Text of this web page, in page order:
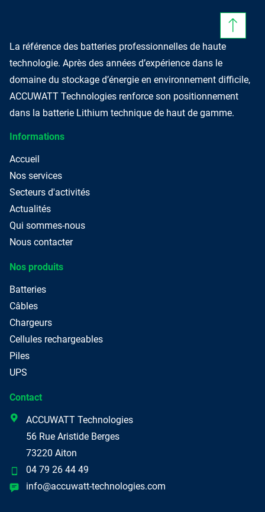
La référence des batteries professionnelles de haute
technologie. Après des années d’expérience dans le
domaine du stockage d’énergie en environnement difficile,
ACCUWATT Technologies renforce son positionnement
dans la batterie Lithium technique de haut de gamme.
Informations
Accueil
Nos services
Secteurs d'activités
Actualités
Qui sommes-nous
Nous contacter
Nos produits
Batteries
Câbles
Chargeurs
Cellules rechargeables
Piles
UPS
Contact
ACCUWATT Technologies
56 Rue Aristide Berges
73220 Aiton
04 79 26 44 49
info@accuwatt-technologies.com